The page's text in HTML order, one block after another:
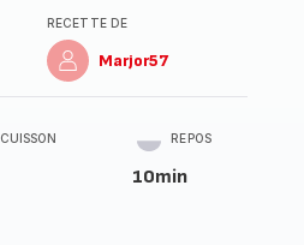
RECETTE DE
Marjor57
CUISSON REPOS
10min